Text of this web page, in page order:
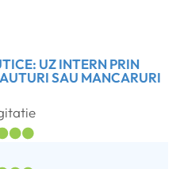
UZ INTERN PRIN
SAU MANCARURI